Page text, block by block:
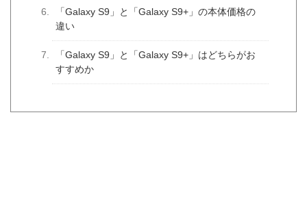
「Galaxy S9」と「Galaxy S9+」の本体価格の
違い
「Galaxy S9」と「Galaxy S9+」はどちらがお
すすめか